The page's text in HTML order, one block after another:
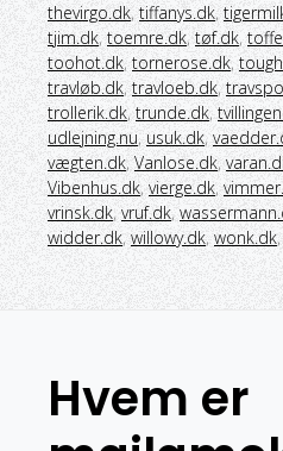
thevirgo.dk, tiffanys.dk,
tjim.dk, toemre.dk, tøf.dk,
toohot.dk, tornerose.dk,
travløb.dk, travloeb.dk,
trollerik.dk, trunde.dk,
udlejning.nu, usuk.dk,
vægten.dk, Vanlose.dk,
Vibenhus.dk, vierge.dk,
vrinsk.dk, vruf.dk,
widder.dk, willowy.dk, wonk.dk,
Hvem er